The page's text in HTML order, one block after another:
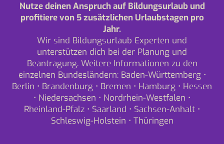
Nutze deinen Anspruch auf Bildungsurlaub und
profitiere von 5 zusätzlichen Urlaubstagen pro
Jahr.
Wir sind Bildungsurlaub Experten und
unterstützen dich bei der Planung und
Beantragung. Weitere Informationen zu den
einzelnen Bundesländern: Baden-Württemberg•
Berlin • Brandenburg • Bremen • Hamburg • Hessen
• Niedersachsen • Nordrhein-Westfalen •
Rheinland-Pfalz • Saarland • Sachsen-Anhalt •
Schleswig-Holstein • Thüringen